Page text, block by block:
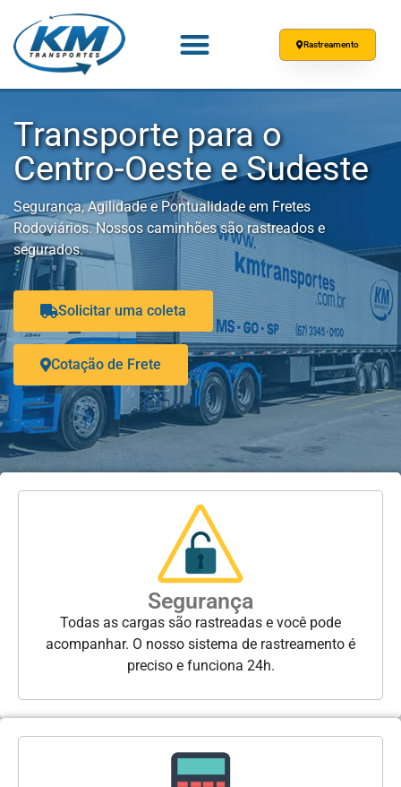
Rastreamento
Transporte para o
Centro-Oeste e Sudeste
Segurança, Agilidade e Pontualidade em Fretes
Rodoviários. Nossos caminhões são rastreados e
segurados.
Solicitar uma coleta
Cotação de Frete
Segurança
Todas as cargas são rastreadas e você pode
acompanhar. O nosso sistema de rastreamento é
preciso e funciona 24h.